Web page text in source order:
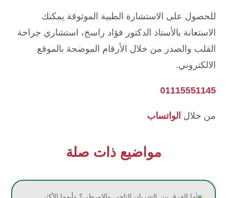
مواضيع ذات صلة
للحصول على الاستشارة الطبية الموثوقة يمكنك
الاستعانة بالأستاذ الدكتور فؤاد راسخ، استشاري جراحة
القلب والصدر من خلال الأرقام الموضحة بالموقع
الالكتروني.
01115551145
من خلال الواتساب